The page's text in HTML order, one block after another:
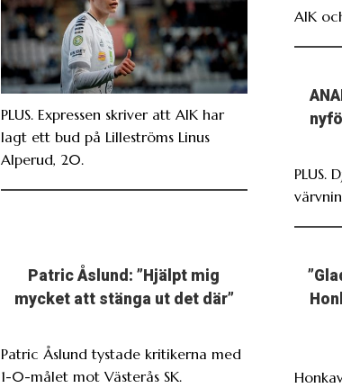
PLUS. Expressen skriver att AIK har
lagt ett bud på Lilleströms Linus
Alperud, 20.
AIK
PLUS.
Patric Åslund: ”Hjälpt mig
mycket att stänga ut det där”
Patric Åslund tystade kritikerna med
1-0-målet mot Västerås SK.